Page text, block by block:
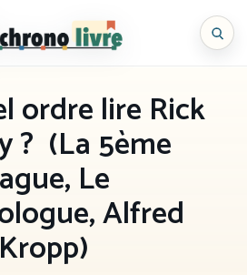
Chronolivre
ordre lire Rick
? (La 5ème
Le
Alfred
Kropp)